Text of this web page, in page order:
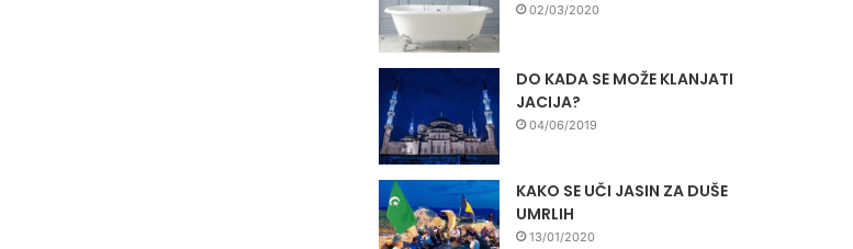
02/03/2020
DO KADA SE MOŽE KLANJATI
JACIJA?
04/06/2019
KAKO SE UČI JASIN ZA DUŠE
UMRLIH
13/01/2020